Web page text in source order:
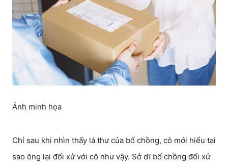
Ảnh minh họa
Chỉ sau khi nhìn thấy lá thư của bố chồng, cô mới hiểu tại
sao ông lại đối xử với cô như vậy. Sở dĩ bố chồng đối xử